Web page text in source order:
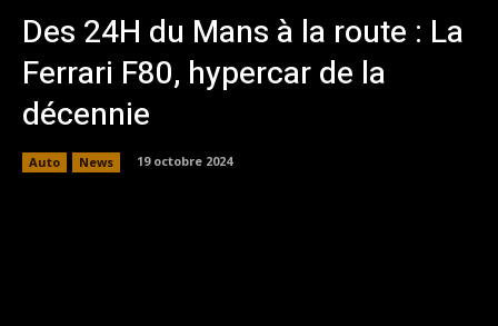
Des 24H du Mans à la route : La
Ferrari F80, hypercar de la
décennie
Auto News 19 octobre 2024